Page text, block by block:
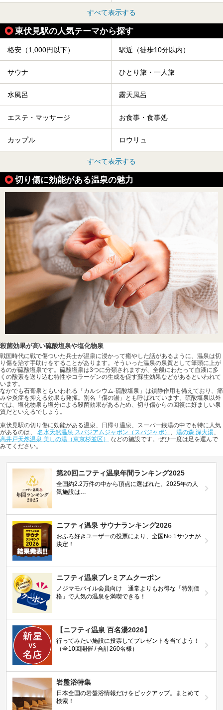
すべて表示する
東伏見駅の人気テーマから探す
格安（1,000円以下） 駅近（徒歩10分以内）
サウナ ひとり旅・一人旅
水風呂 露天風呂
エステ・マッサージ お食事・食事処
カップル ロウリュ
すべて表示する
切り傷に効能がある温泉の魅力
殺菌効果が高い硫酸塩泉や塩化物泉
戦国時代に戦で傷ついた兵士が温泉に浸かって癒やした話があるように、温泉は切
り傷を治す手助けをすることがあります。そういった温泉の泉質として筆頭に上が
るのが硫酸塩泉です。硫酸塩泉は3つに分類されますが、全般にわたって血液に多
くの酸素を送り込む特性やコラーゲンの生成を促す蘇生効果などがあるといわれて
います。
なかでも石膏泉ともいわれる「カルシウム-硫酸塩泉」は鎮静作用も備えており、痛
みや炎症を抑える効果も発揮。別名「傷の湯」とも呼ばれています。硫酸塩泉以外
では、塩化物泉も塩分による殺菌効果があるため、切り傷からの回復に好ましい泉
質だといえるでしょう。
東伏見駅の切り傷に効能がある温泉、日帰り温泉、スーパー銭湯の中でも特に人気
があるのは、 名水天然温泉 スパジアムジャポン（スパジャポ） 、 湯の森 深大湯、
高井戸天然温泉 美しの湯（東京杉並区）
などの施設です。ぜひ一度は足を運んで
みてください。
第20回ニフティ温泉年間ランキング2025
全国約2.2万件の中から頂点に選ばれた、2025年の人
気施設は…
ニフティ温泉 サウナランキング2026
おふろ好きユーザーの投票により、全国No.1サウナが
決定！
ニフティ温泉プレミアムクーポン
ノジマモバイル会員向け 通常よりもお得な「特別価
格」で人気の温泉を満喫できる！
【ニフティ温泉 百名湯2026】
行ってみたい施設に投票してプレゼントを当てよう！
（全10回開催 / 合計260名様）
岩盤浴特集
日本全国の岩盤浴情報だけをピックアップ。まとめて
検索！